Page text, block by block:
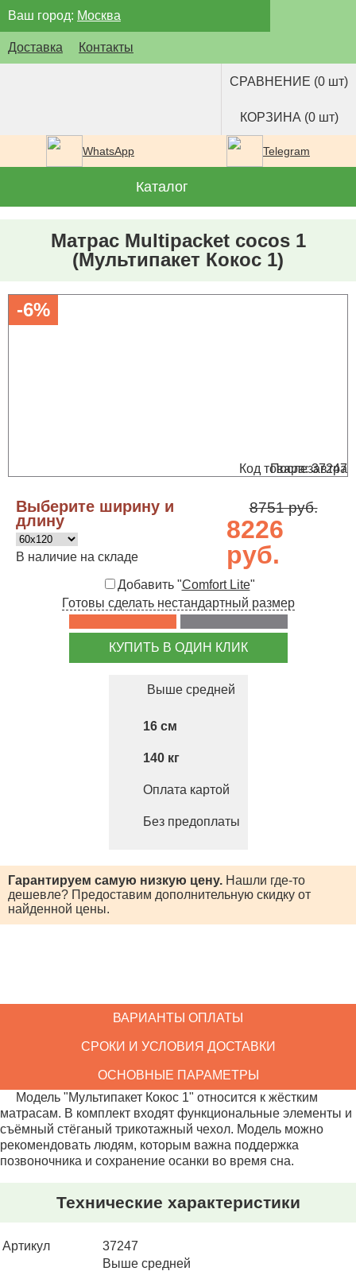
Ваш город: Москва
Доставка Контакты
СРАВНЕНИЕ (0 шт)
КОРЗИНА (0 шт)
WhatsApp Telegram
Каталог
Матрас Multipacket cocos 1
(Мультипакет Кокос 1)
-6%
Код товара: 37247
Послезавтра
Выберите ширину и
длину
В наличие на складе
8751 руб.
8226
руб.
Добавить "Comfort Lite"
Готовы сделать нестандартный размер
КУПИТЬ В ОДИН КЛИК
Выше средней
16
140
Оплата картой
Без предоплаты
Гарантируем самую низкую цену. Нашли где-то
дешевле? Предоставим дополнительную скидку от
найденной цены.
ВАРИАНТЫ ОПЛАТЫ
СРОКИ И УСЛОВИЯ ДОСТАВКИ
ОСНОВНЫЕ ПАРАМЕТРЫ
Модель "Мультипакет Кокос 1" относится к жёстким
матрасам. В комплект входят функциональные элементы и
съёмный стёганый трикотажный чехол. Модель можно
рекомендовать людям, которым важна поддержка
позвоночника и сохранение осанки во время сна.
Технические характеристики
Артикул
37247
Выше средней